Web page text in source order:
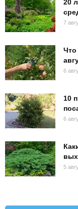
20
7
Что
6
10
6
5